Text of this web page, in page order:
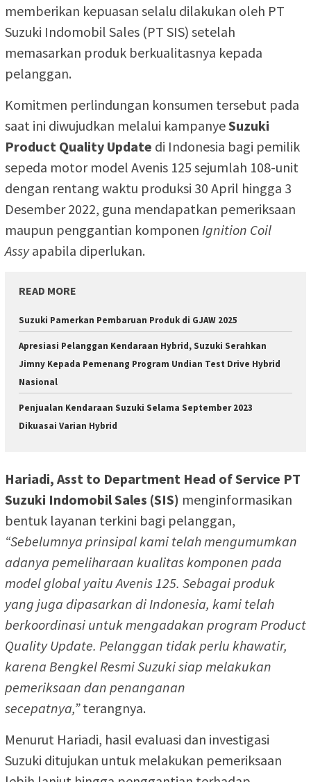
memberikan kepuasan selalu dilakukan oleh PT
Suzuki Indomobil Sales (PT SIS) setelah
memasarkan produk berkualitasnya kepada
pelanggan.
Komitmen perlindungan konsumen tersebut pada
saat ini diwujudkan melalui kampanyeSuzuki
Product Quality Update di Indonesia bagi pemilik
sepeda motor model Avenis 125 sejumlah 108-unit
dengan rentang waktu produksi 30 April hingga 3
Desember 2022, guna mendapatkan pemeriksaan
maupun penggantian komponen Ignition Coil
Assyapabila diperlukan.
READ MORE
Suzuki Pamerkan Pembaruan Produk di GJAW 2025
Apresiasi Pelanggan Kendaraan Hybrid, Suzuki Serahkan
Jimny Kepada Pemenang Program Undian Test Drive Hybrid
Nasional
Penjualan Kendaraan Suzuki Selama September 2023
Dikuasai Varian Hybrid
Hariadi, Asst to Department Head of Service PT
Suzuki Indomobil Sales (SIS) menginformasikan
bentuk layanan terkini bagi pelanggan,
“Sebelumnya prinsipal kami telah mengumumkan
adanya pemeliharaan kualitas komponen pada
model global yaitu Avenis 125. Sebagai produk
yang juga dipasarkan di Indonesia, kami telah
berkoordinasi untuk mengadakan program Product
Quality Update. Pelanggan tidak perlu khawatir,
karena Bengkel Resmi Suzuki siap melakukan
pemeriksaan dan penanganan
secepatnya,”terangnya.
Menurut Hariadi, hasil evaluasi dan investigasi
Suzuki ditujukan untuk melakukan pemeriksaan